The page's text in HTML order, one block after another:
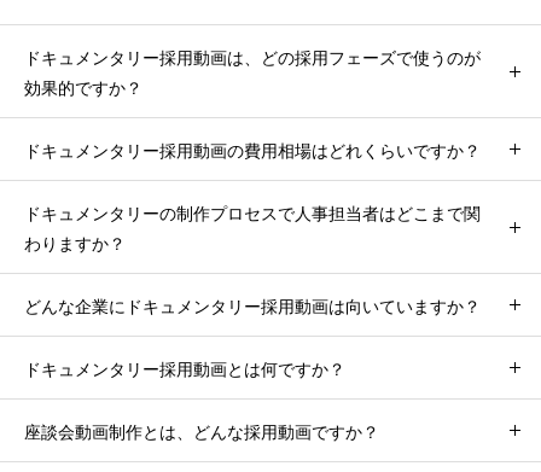
ドキュメンタリー採用動画は、どの採用フェーズで使うのが
効果的ですか？
ドキュメンタリー採用動画の費用相場はどれくらいですか？
ドキュメンタリーの制作プロセスで人事担当者はどこまで関
わりますか？
どんな企業にドキュメンタリー採用動画は向いていますか？
ドキュメンタリー採用動画とは何ですか？
座談会動画制作とは、どんな採用動画ですか？